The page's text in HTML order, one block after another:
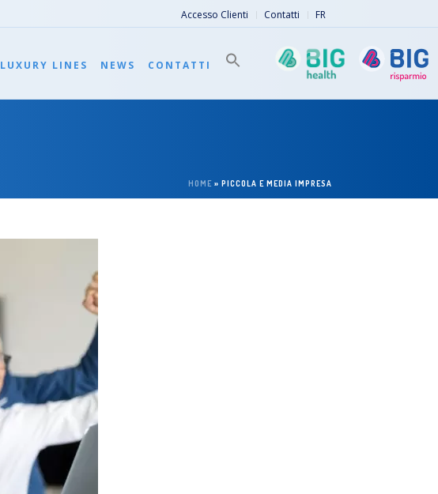
Accesso Clienti Contatti FR
LUXURY LINES NEWS CONTATTI
HOME » PICCOLA E MEDIA IMPRESA